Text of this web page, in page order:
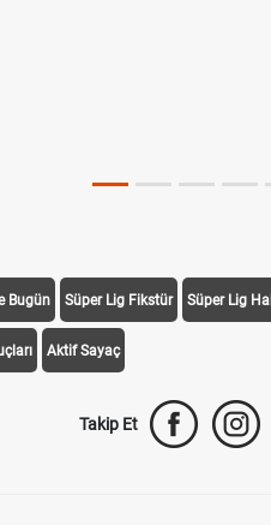
Bugün Süper Lig Fikstür Süper Lig
Aktif Sayaç
Takip Et